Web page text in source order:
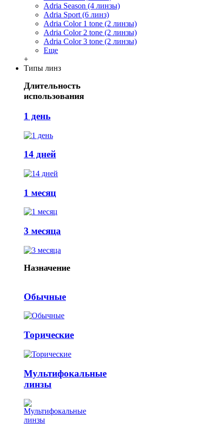
Adria Season (4 линзы)
Adria Sport (6 линз)
Adria Сolor 1 tone (2 линзы)
Adria Сolor 2 tone (2 линзы)
Adria Сolor 3 tone (2 линзы)
Еще
+
Типы линз
Длительность
использования
1 день
14 дней
1 месяц
3 месяца
Назначение
Обычные
Торические
Мультифокальные
линзы